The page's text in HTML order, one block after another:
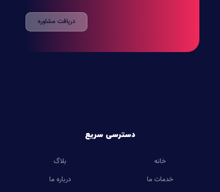
دریافت مشاوره
دسترسی سریع
خانه
خدمات ما
بلاگ
درباره ما